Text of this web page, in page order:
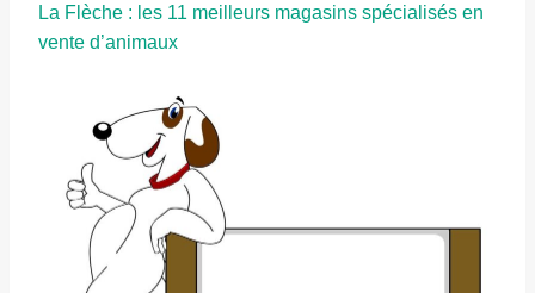
La Flèche : les 11 meilleurs magasins spécialisés en
vente d’animaux